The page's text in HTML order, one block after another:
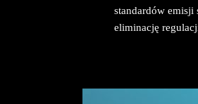
standardów emisji
eliminację